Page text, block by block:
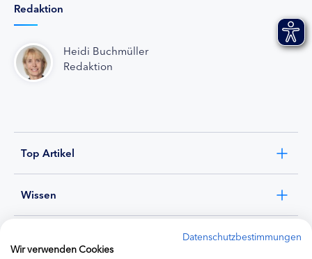
Redaktion
Heidi Buchmüller
Redaktion
Top Artikel
Wissen
Datenschutzbestimmungen
Wir verwenden Cookies